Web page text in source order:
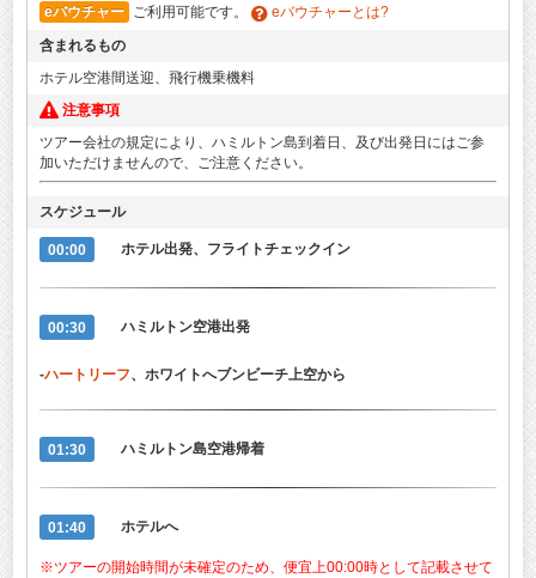
eバウチャー ご利用可能です。
eバウチャーとは?
含まれるもの
ホテル空港間送迎、飛行機乗機料
注意事項
ツアー会社の規定により、ハミルトン島到着日、及び出発日にはご参
加いただけませんので、ご注意ください。
スケジュール
00:00 ホテル出発、フライトチェックイン
00:30 ハミルトン空港出発
-ハートリーフ、ホワイトへブンビーチ上空から
01:30 ハミルトン島空港帰着
01:40 ホテルへ
※ツアーの開始時間が未確定のため、便宜上00:00時として記載させて